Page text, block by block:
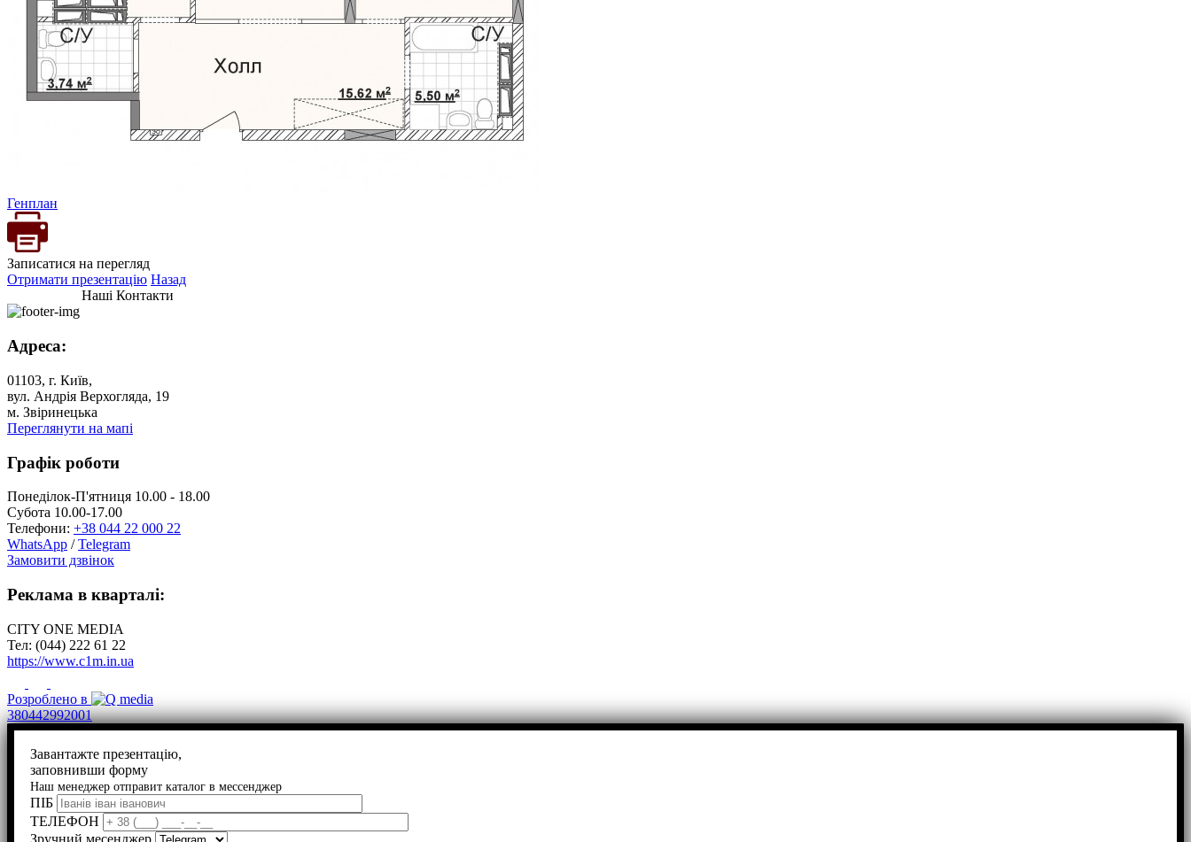
Генплан
Записатися на перегляд
Отримати презентацію Назад
Наші Контакти
Адреса:
01103, г. Київ,
вул. Андрія Верхогляда, 19
м. Звіринецька
Переглянути на мапі
Графік роботи
Понеділок-П'ятниця 10.00 - 18.00
Субота 10.00-17.00
Телефони: +38 044 22 000 22
WhatsApp /Telegram
Замовити дзвінок
Реклама в кварталі:
CITY ONE MEDIA
Тел: (044) 222 61 22
https://www.c1m.in.ua
Розроблено в
380442992001
Завантажте презентацію,
заповнивши форму
Наш менеджер отправит каталог в мессенджер
ПІБ
ТЕЛЕФОН
Зручний месенджер